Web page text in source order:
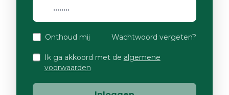
Onthoud mij Wachtwoord vergeten?
Ik ga akkoord met de algemene
voorwaarden